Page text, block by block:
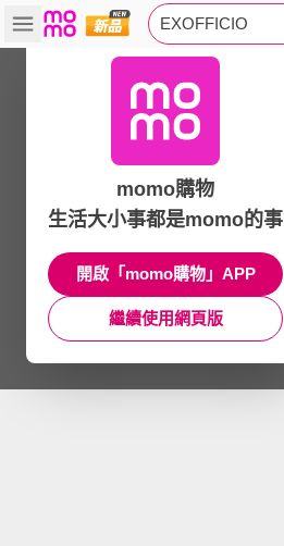
EXOFFICIO
momo購物
生活大小事都是momo的事
開啟「momo購物」APP
繼續使用網頁版